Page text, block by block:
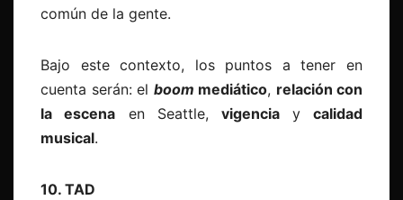
común de la gente.
Bajo este contexto, los puntos a tener en
cuenta serán: el boom mediático, relación con
la escena en Seattle,vigencia ycalidad
musical.
10. TAD